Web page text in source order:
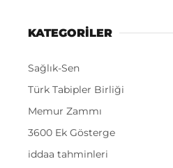
KATEGORİLER
Sağlık-Sen
Türk Tabipler Birliği
Memur Zammı
3600 Ek Gösterge
iddaa tahminleri